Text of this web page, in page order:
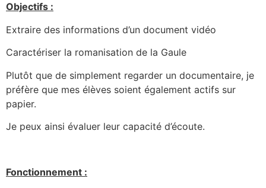
Objectifs :
Extraire des informations d’un document vidéo
Caractériser la romanisation de la Gaule
Plutôt que de simplement regarder un documentaire, je
préfère que mes élèves soient également actifs sur
papier.
Je peux ainsi évaluer leur capacité d’écoute.
Fonctionnement :